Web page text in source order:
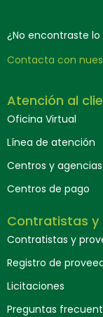
¿No encontraste
Contacta con
Atención al
Oficina Virtual
Línea de atención
Centros y agencias
Centros de pago
Contratistas y
Contratistas y
Registro de
Licitaciones
Preguntas